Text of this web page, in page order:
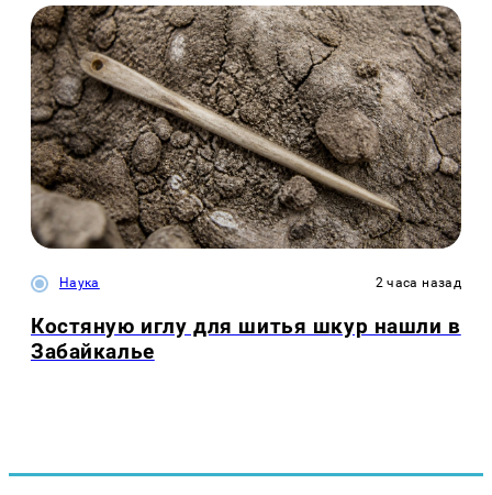
Наука 2 часа назад
Костяную иглу для шитья шкур нашли в
Забайкалье